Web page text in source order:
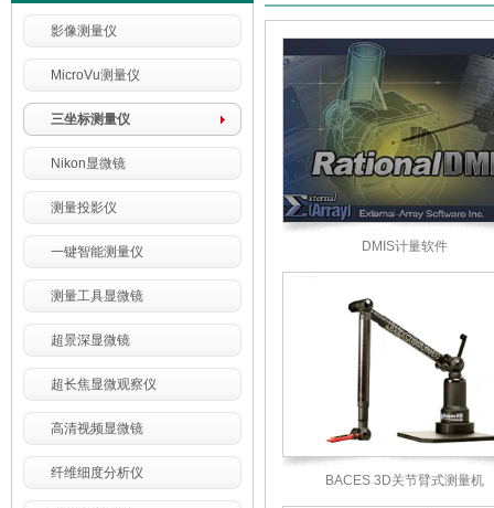
影像测量仪
MicroVu测量仪
三坐标测量仪
Nikon显微镜
测量投影仪
一键智能测量仪
测量工具显微镜
超景深显微镜
超长焦显微观察仪
高清视频显微镜
纤维细度分析仪
DMIS计量软件
BACES 3D关节臂式测量机